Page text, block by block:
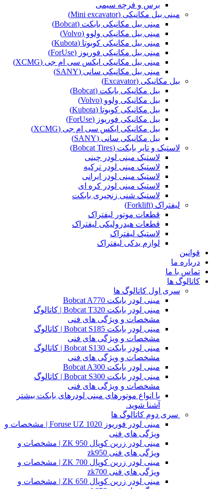
برس و فرچه سیمی
مینی بیل مکانیکی (Mini excavator)
مینی بیل مکانیکی بابکت (Bobcat)
مینی بیل مکانیکی ولوو (Volvo)
مینی بیل مکانیکی کوبوتا (Kubota)
مینی بیل مکانیکی فوریوز (ForUse)
مینی بیل مکانیکی ایکس سی ام جی (XCMG)
مینی بیل مکانیکی سانی (SANY)
بیل مکانیکی (Excavator)
بیل مکانیکی بابکت (Bobcat)
بیل مکانیکی ولوو (Volvo)
بیل مکانیکی کوبوتا (Kubota)
بیل مکانیکی فوریوز (ForUse)
بیل مکانیکی ایکس سی ام جی (XCMG)
بیل مکانیکی سانی (SANY)
لاستیک و تایر بابکت (Bobcat Tires)
لاستیک مینی لودر چینی
لاستیک مینی لودر ترکیه
لاستیک مینی لودر ایرانی
لاستیک مینی لودر کره ای
لاستیک شنی زنجیری بابکت
لیفتراک (Forklift)
قطعات موتور لیفتراک
قطعات هیدرولیکی لیفتراک
لاستیک لیفتراک
لوازم یدکی لیفتراک
قوانین
درباره ما
تماس با ما
کاتالوگ ها
سری اول کاتالوگ ها
مینی لودر بابکت Bobcat A770
مینی لودر بابکت Bobcat T320 | کاتالوگ
مشخصات و ویژگی های فنی
مینی لودر بابکت Bobcat S185 | کاتالوگ
مشخصات و ویژگی های فنی
مینی لودر بابکت Bobcat S130 | کاتالوگ
مشخصات و ویژگی های فنی
مینی لودر بابکت Bobcat A300
مینی لودر بابکت Bobcat S300 | کاتالوگ
مشخصات و ویژگی های فنی
با انواع موتورهای مینی لودرهای بابکت بیشتر
آشنا شوید.
سری دوم کاتالوگ ها
مینی لودر فوریوز Foruse UZ 1020 | مشخصات و
ویژگی های فنی
مینی لودر زرین کوپال ZK 950 | مشخصات و
ویژگی های فنی zk950
مینی لودر زرین کوپال ZK 700 | مشخصات و
ویژگی های فنی zk700
مینی لودر زرین کوپال ZK 650 | مشخصات و